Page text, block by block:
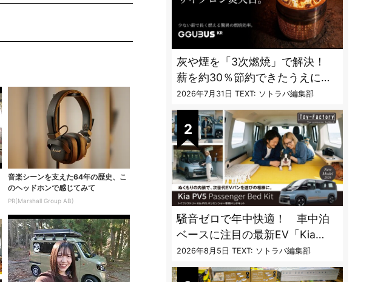
音楽シーンを支えた64年の歴史、こ
のヘッドホンで感じてみて
PR(Marshall Group AB)
灰や煙を「3次燃焼」で解決！
薪を約30％節約できたうえに炎
も美しくなった焚火台
2026年7月31日 TEXT: ソトラバ編集部
騒音ゼロで年中快適！ 車中泊
ベースに注目の最新EV「Kia
PV5」専用ベッドキット登場
2026年8月5日 TEXT: ソトラバ編集部